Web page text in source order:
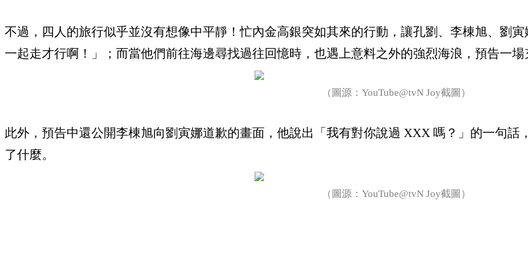
不過，四人的旅行似乎並沒有想像中平靜！忙內金高銀突如其來的行動，讓孔劉、李棟旭、劉
一起走才行啊！」；而當他們前往海邊尋找過往回憶時，也遇上意料之外的強烈海浪，預告一場
（圖源：YouTube@tvN Joy截圖）
此外，預告中還公開李棟旭向劉寅娜道歉的畫面，他說出「我有對你說過 XXX 嗎？」的一句話
了什麼。
（圖源：YouTube@tvN Joy截圖）